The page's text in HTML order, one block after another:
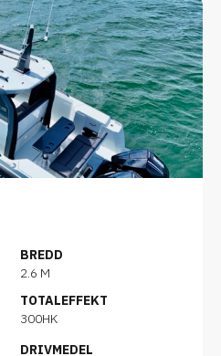
BREDD
2.6 M
TOTALEFFEKT
300HK
DRIVMEDEL